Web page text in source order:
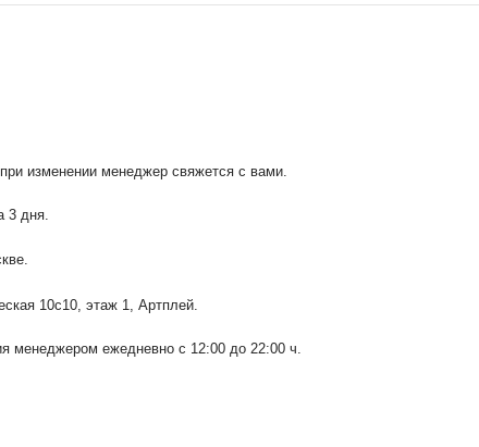
изменении менеджер свяжется с вами.
3 дня.
10с10 , этаж 1, Артплей.
менеджером ежедневно с 12:00 до 22:00 ч.